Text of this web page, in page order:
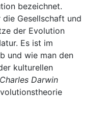
bezeichnet.
Gesellschaft und
der Evolution
Es ist im
und wie man den
kulturellen
Charles Darwin